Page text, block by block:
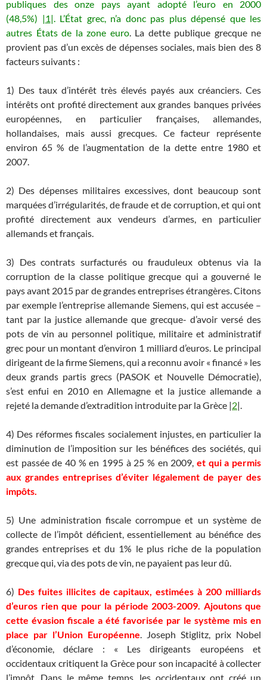
publiques des onze pays ayant adopté l’euro en 2000
(48,5%) |1|. L’État grec, n’a donc pas plus dépensé que les
autres États de la zone euro. La dette publique grecque ne
provient pas d’un excès de dépenses sociales, mais bien des 8
facteurs suivants :
1) Des taux d’intérêt très élevés payés aux créanciers. Ces
intérêts ont profité directement aux grandes banques privées
européennes, en particulier françaises, allemandes,
hollandaises, mais aussi grecques. Ce facteur représente
environ 65 % de l’augmentation de la dette entre 1980 et
2007.
2) Des dépenses militaires excessives, dont beaucoup sont
marquées d’irrégularités, de fraude et de corruption, et qui ont
profité directement aux vendeurs d’armes, en particulier
allemands et français.
3) Des contrats surfacturés ou frauduleux obtenus via la
corruption de la classe politique grecque qui a gouverné le
pays avant 2015 par de grandes entreprises étrangères. Citons
par exemple l’entreprise allemande Siemens, qui est accusée –
tant par la justice allemande que grecque- d’avoir versé des
pots de vin au personnel politique, militaire et administratif
grec pour un montant d’environ 1 milliard d’euros. Le principal
dirigeant de la firme Siemens, qui a reconnu avoir « financé » les
deux grands partis grecs (PASOK et Nouvelle Démocratie),
s’est enfui en 2010 en Allemagne et la justice allemande a
rejeté la demande d’extradition introduite par la Grèce |2|.
4) Des réformes fiscales socialement injustes, en particulier la
diminution de l’imposition sur les bénéfices des sociétés, qui
est passée de 40 % en 1995 à 25 % en 2009, et qui a permis
aux grandes entreprises d’éviter légalement de payer des
impôts.
5) Une administration fiscale corrompue et un système de
collecte de l’impôt déficient, essentiellement au bénéfice des
grandes entreprises et du 1% le plus riche de la population
grecque qui, via des pots de vin, ne payaient pas leur dû.
6) Des fuites illicites de capitaux, estimées à 200 milliards
d’euros rien que pour la période 2003-2009. Ajoutons que
cette évasion fiscale a été favorisée par le système mis en
place par l’Union Européenne . Joseph Stiglitz, prix Nobel
d’économie, déclare : « Les dirigeants européens et
occidentaux critiquent la Grèce pour son incapacité à collecter
l’impôt. Dans le même temps, les occidentaux ont créé un